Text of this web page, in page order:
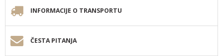
INFORMACIJE O TRANSPORTU
ČESTA PITANJA